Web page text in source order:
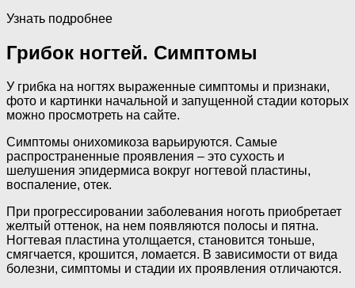
Узнать подробнее
Грибок ногтей. Симптомы
У грибка на ногтях выраженные симптомы и признаки,
фото и картинки начальной и запущенной стадии которых
можно просмотреть на сайте.
Симптомы онихомикоза варьируются. Самые
распространенные проявления – это сухость и
шелушения эпидермиса вокруг ногтевой пластины,
воспаление, отек.
При прогрессировании заболевания ноготь приобретает
желтый оттенок, на нем появляются полосы и пятна.
Ногтевая пластина утолщается, становится тоньше,
смягчается, крошится, ломается. В зависимости от вида
болезни, симптомы и стадии их проявления отличаются.